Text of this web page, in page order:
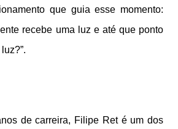
que guia esse momento:
recebe uma luz e até que ponto
de carreira, Filipe Ret é um dos